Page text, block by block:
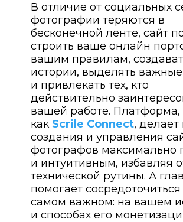
В отличие от социальных
фотографии теряются в
бесконечной ленте, сайт
строить ваше онлайн
вашим правилам,
истории, выделять
и привлекать тех, кто
действительно
вашей работе. Платформа,
как Scrile Connect,
создания и управления
фотографов максимально
и интуитивным, избавляя
технической рутины. А
помогает сосредоточиться
самом важном: на вашем
и способах его